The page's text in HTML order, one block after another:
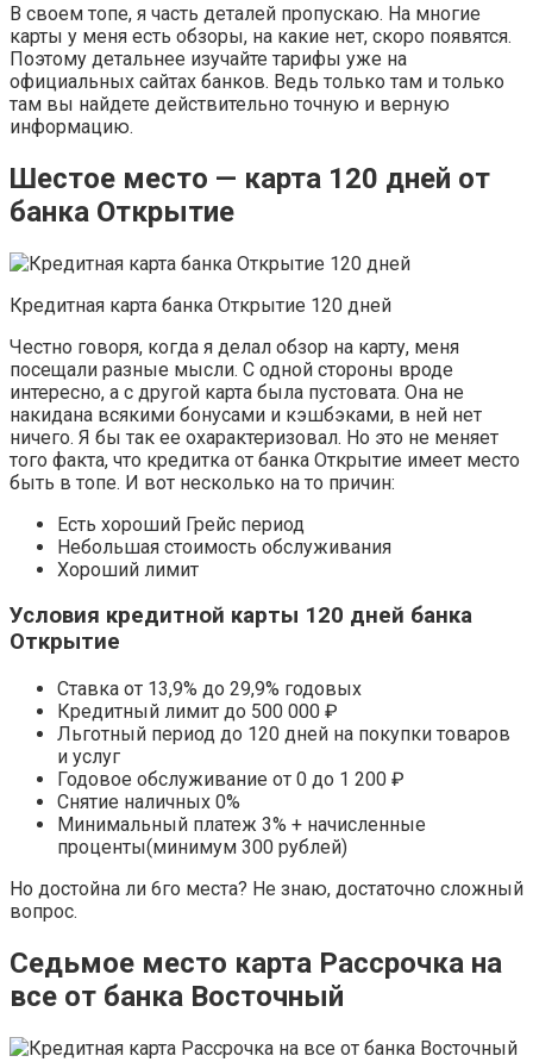
В своем топе, я часть деталей пропускаю. На многие
карты у меня есть обзоры, на какие нет, скоро появятся.
Поэтому детальнее изучайте тарифы уже на
официальных сайтах банков. Ведь только там и только
там вы найдете действительно точную и верную
информацию.
Шестое место — карта 120 дней от
банка Открытие
Кредитная карта банка Открытие 120 дней
Честно говоря, когда я делал обзор на карту, меня
посещали разные мысли. С одной стороны вроде
интересно, а с другой карта была пустовата. Она не
накидана всякими бонусами и кэшбэками, в ней нет
ничего. Я бы так ее охарактеризовал. Но это не меняет
того факта, что кредитка от банка Открытие имеет место
быть в топе. И вот несколько на то причин:
Есть хороший Грейс период
Небольшая стоимость обслуживания
Хороший лимит
Условия кредитной карты 120 дней банка
Открытие
Ставка от 13,9% до 29,9% годовых
Кредитный лимит до 500 000 ₽
Льготный период до 120 дней на покупки товаров
и услуг
Годовое обслуживание от 0 до 1 200 ₽
Снятие наличных 0%
Минимальный платеж 3% + начисленные
проценты(минимум 300 рублей)
Но достойна ли 6го места? Не знаю, достаточно сложный
вопрос.
Седьмое место карта Рассрочка на
все от банка Восточный